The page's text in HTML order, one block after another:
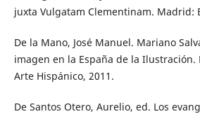
juxta Vulgatam Clementinam. Madrid:
De la Mano, José Manuel. Mariano
imagen en la España de la
Arte Hispánico, 2011.
De Santos Otero, Aurelio, ed. Los